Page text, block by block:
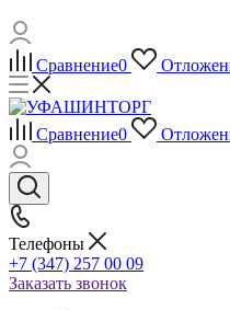
Сравнение0
Сравнение0
Телефоны
+7 (347) 257 00 09
Заказать звонок